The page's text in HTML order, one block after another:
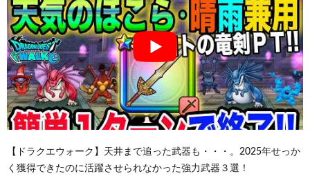
【ドラクエウォーク】天井まで追った武器も・・・。2025年せっか
く獲得できたのに活躍させられなかった強力武器３選！